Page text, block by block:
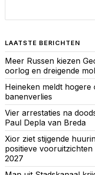
LAATSTE BERICHTEN
Meer Russen kiezen
oorlog en dreigende
Heineken meldt
banenverlies
Vier arrestaties na
Paul Depla van Breda
Xior ziet stijgende
positieve
2027